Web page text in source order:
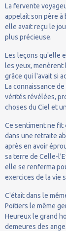
La fervente
appelait son père
elle avait reçu le
plus précieuse.
Les leçons qu'elle
les yeux,
grâce qui l'avait si
La connaissance
vérités révélées,
choses du Ciel et
Ce sentiment ne fit
dans une retraite
après en avoir
sa terre de Celle-
elle se renferma
exercices de la vie
C'était dans le
Poitiers le même
Heureux le grand
demeures des